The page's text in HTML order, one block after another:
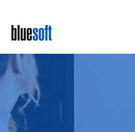
main
content